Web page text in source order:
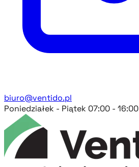
biuro@ventido.pl
Poniedziałek - Piątek 07:00 - 16:00